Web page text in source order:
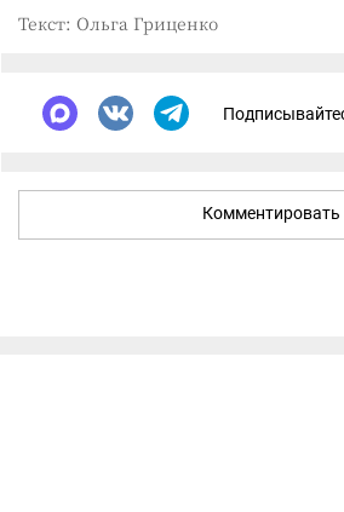
Текст: Ольга Гриценко
Комментировать